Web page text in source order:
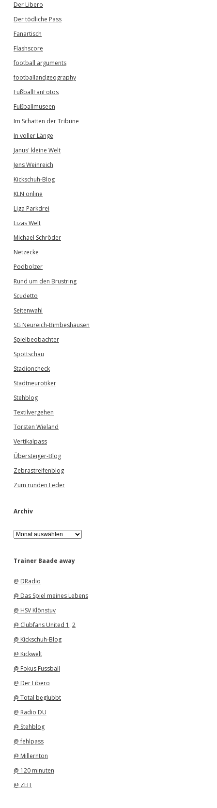
Der Libero
Der tödliche Pass
Fanartisch
Flashscore
football arguments
footballandgeography
FußballFanFotos
Fußballmuseen
Im Schatten der Tribüne
In voller Länge
Janus' kleine Welt
Jens Weinreich
Kickschuh-Blog
KLN online
Liga Parkdrei
Lizas Welt
Michael Schröder
Netzecke
Podbolzer
Rund um den Brustring
Scudetto
Seitenwahl
SG Neureich-Bimbeshausen
Spielbeobachter
Spottschau
Stadioncheck
Stadtneurotiker
Stehblog
Textilvergehen
Torsten Wieland
Vertikalpass
Übersteiger-Blog
Zebrastreifenblog
Zum runden Leder
Archiv
A
r
h
Trainer Baade away
@ DRadio
@ Das Spiel meines Lebens
@ HSV Klönstuv
@ Clubfans United 1 , 2
@ Kickschuh-Blog
@ Kickwelt
@ Fokus Fussball
@ Der Libero
@ Total beglubbt
@ Radio DU
@ Stehblog
@ fehlpass
@ Millernton
@ 120 minuten
@ ZEIT